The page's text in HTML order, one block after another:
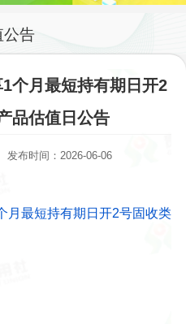
公告
个月最短持有期日开2
品估值日公告
发布时间：2026-06-06
月最短持有期日开2号固收类